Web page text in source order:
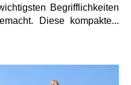
Begrifflichkeiten
Diese kompakte...